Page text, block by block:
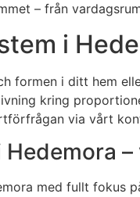
– från
i
formen i ditt hem
kring
via vårt
med fullt fokus